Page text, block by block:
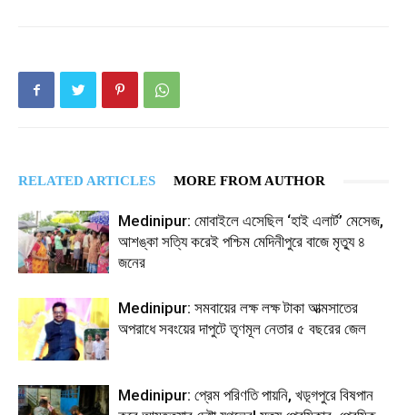
RELATED ARTICLES MORE FROM AUTHOR
Medinipur: মোবাইলে এসেছিল ‘হাই এলার্ট’ মেসেজ,
আশঙ্কা সত্যি করেই পশ্চিম মেদিনীপুরে বাজে মৃত্যু ৪
জনের
Medinipur: সমবায়ের লক্ষ লক্ষ টাকা আত্মসাতের
অপরাধে সবংয়ের দাপুটে তৃণমূল নেতার ৫ বছরের জেল
Medinipur: প্রেম পরিণতি পায়নি, খড়্গপুরে বিষপান